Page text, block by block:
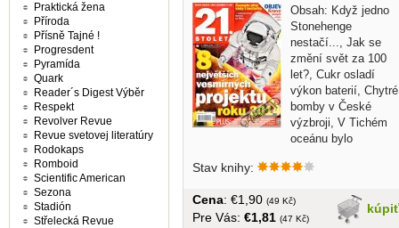
Obsah: Když jedno
Stonehenge
nestačí..., Jak se
změní svět za 100
let?, Cukr osladí
výkon baterií, Chytré
bomby v České
výzbroji, V Tichém
oceánu bylo
Stav knihy:
kúpiť
Cena: €1,90 (49 Kč)
Pre Vás: €1,81 (47 Kč)
Praktická žena
Příroda
Přísně Tajné !
Progresdent
Pyramída
Quark
Reader´s Digest Výběr
Respekt
Revolver Revue
Revue svetovej literatúry
Rodokaps
Romboid
Scientific American
Sezona
Stadión
Střelecká Revue